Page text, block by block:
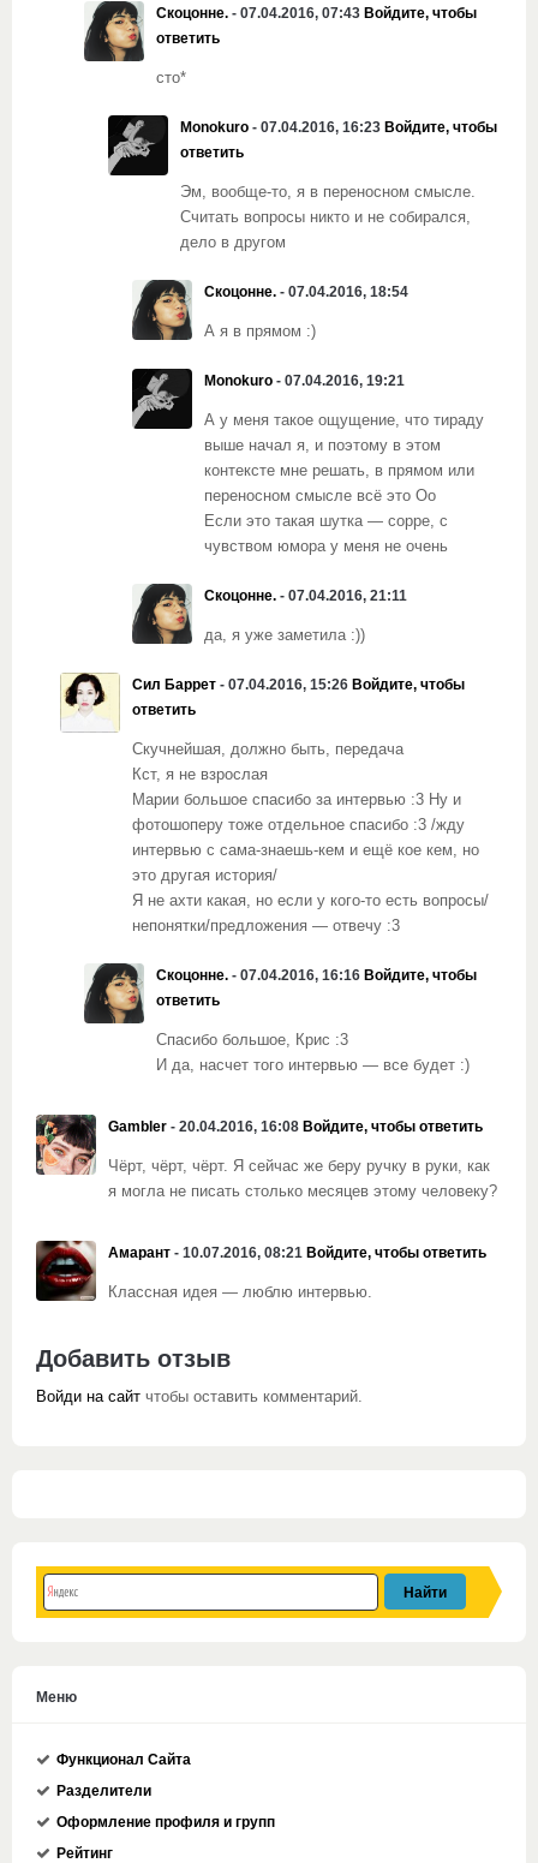
Скоцонне. - 07.04.2016, 07:43 Войдите, чтобы
ответить
сто*
Monokuro - 07.04.2016, 16:23 Войдите, чтобы
ответить
Эм, вообще-то, я в переносном смысле.
Считать вопросы никто и не собирался,
дело в другом
Скоцонне. - 07.04.2016, 18:54
А я в прямом :)
Monokuro - 07.04.2016, 19:21
А у меня такое ощущение, что тираду
выше начал я, и поэтому в этом
контексте мне решать, в прямом или
переносном смысле всё это Оо
Если это такая шутка — сорре, с
чувством юмора у меня не очень
Скоцонне. - 07.04.2016, 21:11
да, я уже заметила :))
Сил Баррет - 07.04.2016, 15:26 Войдите, чтобы
ответить
Скучнейшая, должно быть, передача
Кст, я не взрослая
Марии большое спасибо за интервью :3 Ну и
фотошоперу тоже отдельное спасибо :3 /жду
интервью с сама-знаешь-кем и ещё кое кем, но
это другая история/
Я не ахти какая, но если у кого-то есть вопросы/
непонятки/предложения — отвечу :3
Скоцонне. - 07.04.2016, 16:16 Войдите, чтобы
ответить
Спасибо большое, Крис :3
И да, насчет того интервью — все будет :)
Gambler - 20.04.2016, 16:08 Войдите, чтобы ответить
Чёрт, чёрт, чёрт. Я сейчас же беру ручку в руки, как
я могла не писать столько месяцев этому человеку?
Амарант - 10.07.2016, 08:21 Войдите, чтобы ответить
Классная идея — люблю интервью.
Добавить отзыв
Войди на сайт чтобы оставить комментарий.
Меню
Функционал Сайта
Разделители
Оформление профиля и групп
Рейтинг